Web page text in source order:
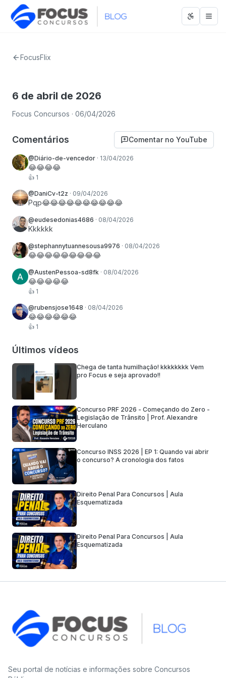
Abrir
FocusFlix
6 de abril de 2026
Focus Concursos · 06/04/2026
Comentários Comentar no YouTube
@Diário-de-vencedor · 13/04/2026
😂😂😂😂
👍 1
@DaniCv-t2z · 09/04/2026
Pqp😂😂😂😂😂😂😂😂😂😂
@eudesedonias4686 · 08/04/2026
Kkkkkk
@stephannytuannesousa9976 · 08/04/2026
😂😂😂😂😂😂😂😂😂
@AustenPessoa-sd8fk · 08/04/2026
😂😂😂😂😂
👍 1
@rubensjose1648 · 08/04/2026
😂😂😂😂😂😂
👍 1
Últimos vídeos
Chega de tanta humilhação! kkkkkkkk Vem
pro Focus e seja aprovado!!
Concurso PRF 2026 - Começando do Zero -
Legislação de Trânsito | Prof. Alexandre
Herculano
Concurso INSS 2026 | EP 1: Quando vai abrir
o concurso? A cronologia dos fatos
Direito Penal Para Concursos | Aula
Esquematizada
Direito Penal Para Concursos | Aula
Esquematizada
Seu portal de notícias e informações sobre Concursos